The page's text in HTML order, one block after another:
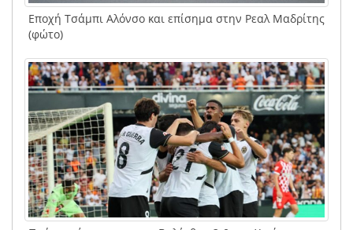
Εποχή Τσάμπι Αλόνσο και επίσημα στην Ρεαλ Μαδρίτης
(φώτο)